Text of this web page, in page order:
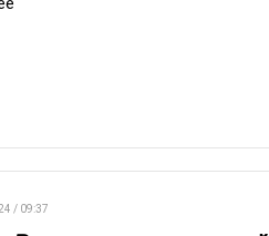
/ 09:37